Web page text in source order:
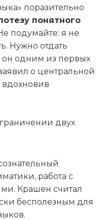
поразительно
понятного
подумайте: я не
Нужно отдать
одним из первых
о центральной
вдохновив
двух
работа с
Крашен считал
бесполезным для